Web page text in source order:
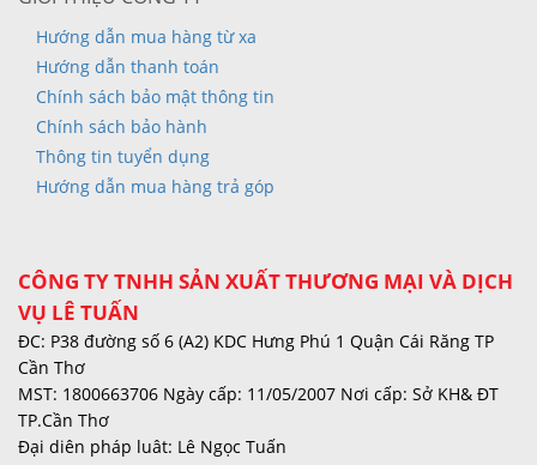
Hướng dẫn mua hàng từ xa
Hướng dẫn thanh toán
Chính sách bảo mật thông tin
Chính sách bảo hành
Thông tin tuyển dụng
Hướng dẫn mua hàng trả góp
CÔNG TY TNHH SẢN XUẤT THƯƠNG MẠI VÀ DỊCH
VỤ LÊ TUẤN
ĐC: P38 đường số 6 (A2) KDC Hưng Phú 1 Quận Cái Răng TP
Cần Thơ
MST: 1800663706 Ngày cấp: 11/05/2007 Nơi cấp: Sở KH& ĐT
TP.Cần Thơ
Đại diên pháp luât: Lê Ngọc Tuấn